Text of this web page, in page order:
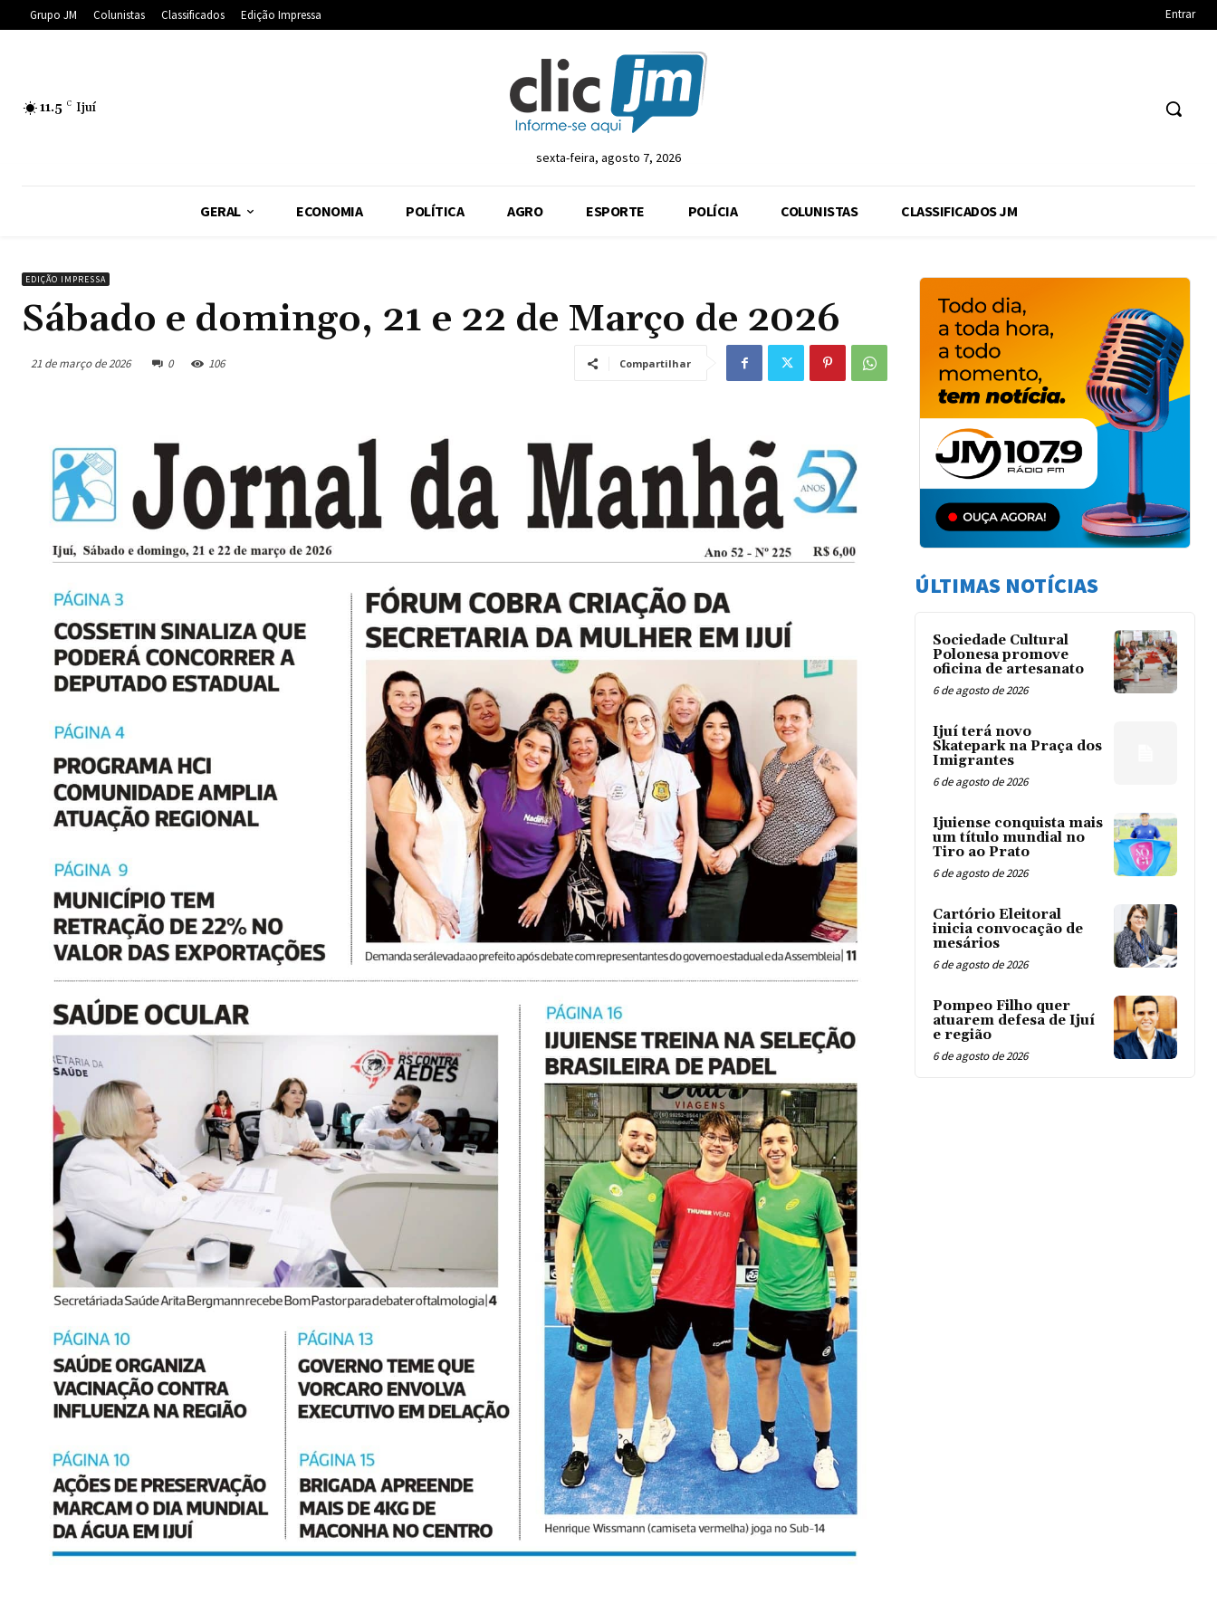
Grupo JM Colunistas Classificados Edição Impressa Entrar
11.5 C Ijuí
sexta-feira, agosto 7, 2026
GERAL ECONOMIA POLÍTICA AGRO ESPORTE POLÍCIA COLUNISTAS CLASSIFICADOS JM
EDIÇÃO IMPRESSA
Sábado e domingo, 21 e 22 de Março de 2026
21 de março de 2026 0 106 Compartilhar
ÚLTIMAS NOTÍCIAS
Sociedade Cultural
Polonesa promove
oficina de artesanato
6 de agosto de 2026
Ijuí terá novo
Skatepark na Praça dos
Imigrantes
6 de agosto de 2026
Ijuiense conquista mais
um título mundial no
Tiro ao Prato
6 de agosto de 2026
Cartório Eleitoral
inicia convocação de
mesários
6 de agosto de 2026
Pompeo Filho quer
atuarem defesa de Ijuí
e região
6 de agosto de 2026